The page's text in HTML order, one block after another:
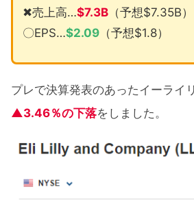
✖売上高…$7.3B（予想$7.35B）
〇EPS…$2.09（予想$1.8）
プレで決算発表のあったイーライ
▲3.46％の下落をしました。